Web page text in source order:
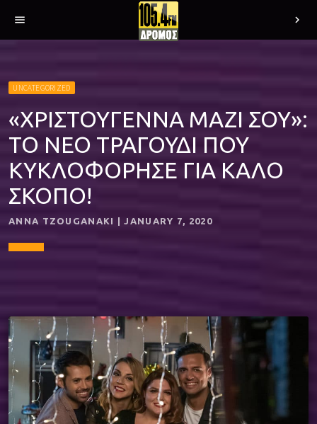
menu chevron_right
UNCATEGORIZED
«ΧΡΙΣΤΟΥΓΕΝΝΑ ΜΑΖΙ ΣΟΥ»:
ΤΟ ΝΕΟ ΤΡΑΓΟΥΔΙ ΠΟΥ
ΚΥΚΛΟΦΟΡΗΣΕ ΓΙΑ ΚΑΛΟ
ΣΚΟΠΟ!
ANNA TZOUGANAKI | JANUARY 7, 2020